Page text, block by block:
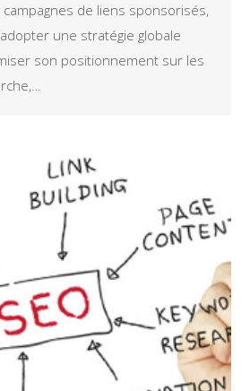
de liens sponsorisés,
une stratégie globale
son positionnement sur les